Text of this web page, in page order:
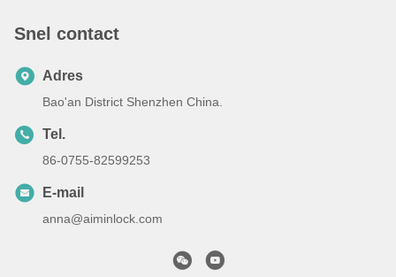
Snel contact
Adres
Bao'an District Shenzhen China.
Tel.
86-0755-82599253
E-mail
anna@aiminlock.com